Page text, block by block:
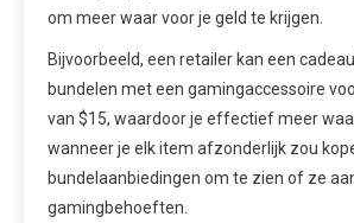
om meer waar voor je geld te krijgen.
Bijvoorbeeld, een retailer kan een
bundelen met een gamingaccessoire
van $15, waardoor je effectief meer
wanneer je elk item afzonderlijk zou
bundelaanbiedingen om te zien of ze
gamingbehoeften.